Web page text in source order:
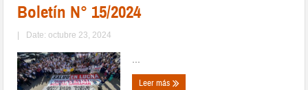
Boletín N° 15/2024
| Date: octubre 23, 2024
Leer más